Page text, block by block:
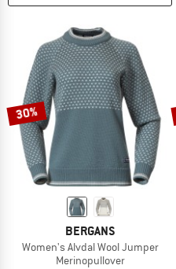
30%
BERGANS
Women's Alvdal Wool Jumper
Merinopullover